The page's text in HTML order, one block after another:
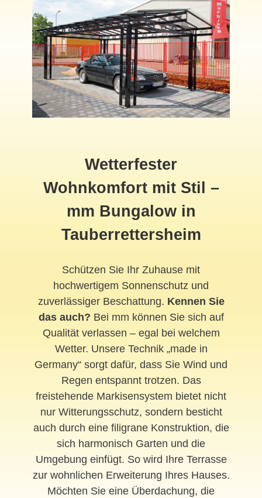
Wetterfester
Wohnkomfort mit Stil –
mm Bungalow in
Tauberrettersheim
Schützen Sie Ihr Zuhause mit
hochwertigem Sonnenschutz und
zuverlässiger Beschattung. Kennen Sie
das auch? Bei mm können Sie sich auf
Qualität verlassen – egal bei welchem
Wetter. Unsere Technik „made in
Germany“ sorgt dafür, dass Sie Wind und
Regen entspannt trotzen. Das
freistehende Markisensystem bietet nicht
nur Witterungsschutz, sondern besticht
auch durch eine filigrane Konstruktion, die
sich harmonisch Garten und die
Umgebung einfügt. So wird Ihre Terrasse
zur wohnlichen Erweiterung Ihres Hauses.
Möchten Sie eine Überdachung, die